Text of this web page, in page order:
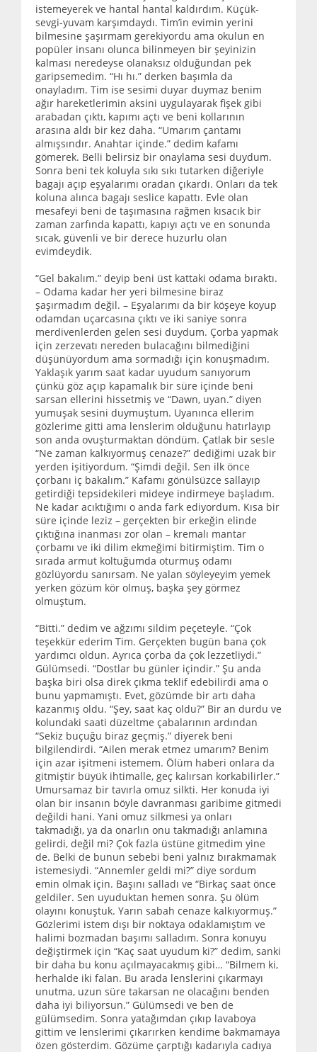
istemeyerek ve hantal hantal kaldırdım. Küçük-
sevgi-yuvam karşımdaydı. Tim’in evimin yerini
bilmesine şaşırmam gerekiyordu ama okulun en
popüler insanı olunca bilinmeyen bir şeyinizin
kalması neredeyse olanaksız olduğundan pek
garipsemedim. “Hı hı.” derken başımla da
onayladım. Tim ise sesimi duyar duymaz benim
ağır hareketlerimin aksini uygulayarak fişek gibi
arabadan çıktı, kapımı açtı ve beni kollarının
arasına aldı bir kez daha. “Umarım çantamı
almışsındır. Anahtar içinde.” dedim kafamı
gömerek. Belli belirsiz bir onaylama sesi duydum.
Sonra beni tek koluyla sıkı sıkı tutarken diğeriyle
bagajı açıp eşyalarımı oradan çıkardı. Onları da tek
koluna alınca bagajı seslice kapattı. Evle olan
mesafeyi beni de taşımasına rağmen kısacık bir
zaman zarfında kapattı, kapıyı açtı ve en sonunda
sıcak, güvenli ve bir derece huzurlu olan
evimdeydik.
“Gel bakalım.” deyip beni üst kattaki odama bıraktı.
– Odama kadar her yeri bilmesine biraz
şaşırmadım değil. – Eşyalarımı da bir köşeye koyup
odamdan uçarcasına çıktı ve iki saniye sonra
merdivenlerden gelen sesi duydum. Çorba yapmak
için zerzevatı nereden bulacağını bilmediğini
düşünüyordum ama sormadığı için konuşmadım.
Yaklaşık yarım saat kadar uyudum sanıyorum
çünkü göz açıp kapamalık bir süre içinde beni
sarsan ellerini hissetmiş ve “Dawn, uyan.” diyen
yumuşak sesini duymuştum. Uyanınca ellerim
gözlerime gitti ama lenslerim olduğunu hatırlayıp
son anda ovuşturmaktan döndüm. Çatlak bir sesle
“Ne zaman kalkıyormuş cenaze?” dediğimi uzak bir
yerden işitiyordum. “Şimdi değil. Sen ilk önce
çorbanı iç bakalım.” Kafamı gönülsüzce sallayıp
getirdiği tepsidekileri mideye indirmeye başladım.
Ne kadar acıktığımı o anda fark ediyordum. Kısa bir
süre içinde leziz – gerçekten bir erkeğin elinde
çıktığına inanması zor olan – kremalı mantar
çorbamı ve iki dilim ekmeğimi bitirmiştim. Tim o
sırada armut koltuğumda oturmuş odamı
gözlüyordu sanırsam. Ne yalan söyleyeyim yemek
yerken gözüm kör olmuş, başka şey görmez
olmuştum.
“Bitti.” dedim ve ağzımı sildim peçeteyle. “Çok
teşekkür ederim Tim. Gerçekten bugün bana çok
yardımcı oldun. Ayrıca çorba da çok lezzetliydi.”
Gülümsedi. “Dostlar bu günler içindir.” Şu anda
başka biri olsa direk çıkma teklif edebilirdi ama o
bunu yapmamıştı. Evet, gözümde bir artı daha
kazanmış oldu. “Şey, saat kaç oldu?” Bir an durdu ve
kolundaki saati düzeltme çabalarının ardından
“Sekiz buçuğu biraz geçmiş.” diyerek beni
bilgilendirdi. “Ailen merak etmez umarım? Benim
için azar işitmeni istemem. Ölüm haberi onlara da
gitmiştir büyük ihtimalle, geç kalırsan korkabilirler.”
Umursamaz bir tavırla omuz silkti. Her konuda iyi
olan bir insanın böyle davranması garibime gitmedi
değildi hani. Yani omuz silkmesi ya onları
takmadığı, ya da onarlın onu takmadığı anlamına
gelirdi, değil mi? Çok fazla üstüne gitmedim yine
de. Belki de bunun sebebi beni yalnız bırakmamak
istemesiydi. “Annemler geldi mi?” diye sordum
emin olmak için. Başını salladı ve “Birkaç saat önce
geldiler. Sen uyuduktan hemen sonra. Şu ölüm
olayını konuştuk. Yarın sabah cenaze kalkıyormuş.”
Gözlerimi istem dışı bir noktaya odaklamıştım ve
halimi bozmadan başımı salladım. Sonra konuyu
değiştirmek için “Kaç saat uyudum ki?” dedim, sanki
bir daha bu konu açılmayacakmış gibi… “Bilmem ki,
herhalde iki falan. Bu arada lenslerini çıkarmayı
unutma, uzun süre takarsan ne olacağını benden
daha iyi biliyorsun.” Gülümsedi ve ben de
gülümsedim. Sonra yatağımdan çıkıp lavaboya
gittim ve lenslerimi çıkarırken kendime bakmamaya
özen gösterdim. Gözüme çarptığı kadarıyla cadıya